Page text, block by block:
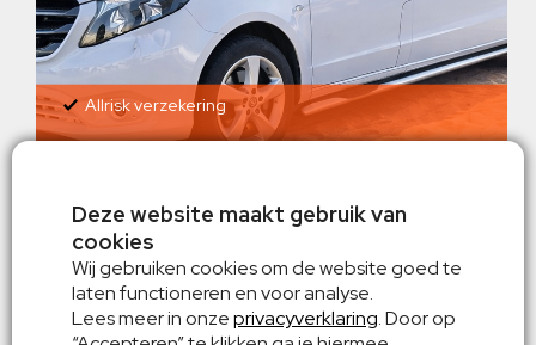
Allrisk verzekering
Europa dekking v.a. € 999,-
Deze website maakt gebruik van
cookies
Wij gebruiken cookies om de website goed te
laten functioneren en voor analyse.
Lees meer in onzeprivacyverklaring. Door op